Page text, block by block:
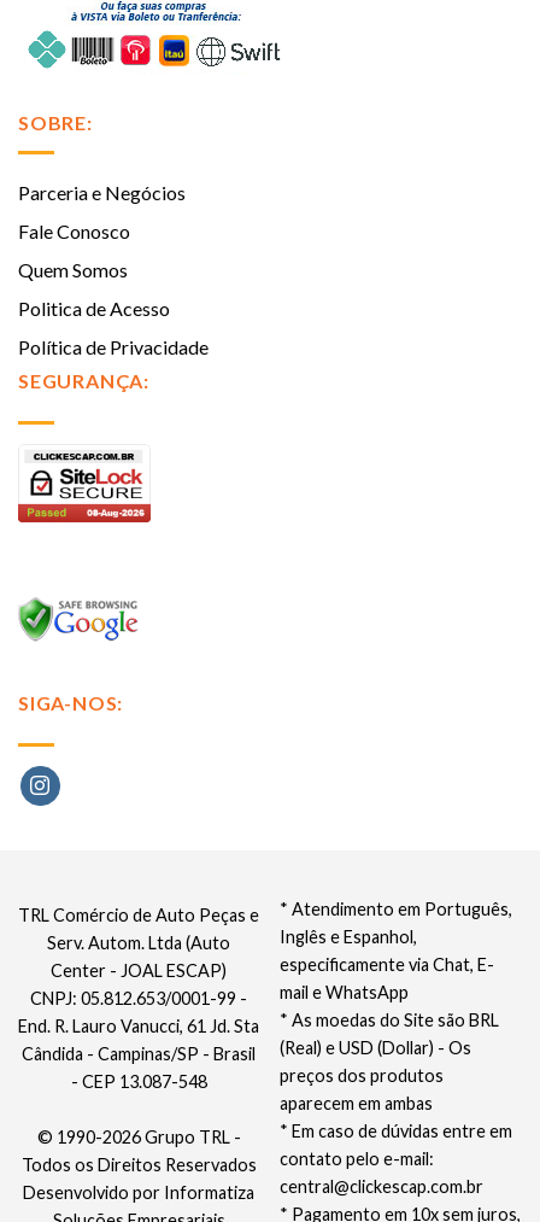
SOBRE:
Parceria e Negócios
Fale Conosco
Quem Somos
Politica de Acesso
Política de Privacidade
SEGURANÇA:
SIGA-NOS:
* Atendimento em Português,
Inglês e Espanhol,
especificamente via Chat, E-
mail e WhatsApp
* As moedas do Site são BRL
(Real) e USD (Dollar) - Os
preços dos produtos
aparecem em ambas
* Em caso de dúvidas entre em
contato pelo e-mail:
central@clickescap.com.br
* Pagamento em 10x sem juros,
TRL Comércio de Auto Peças e
Serv. Autom. Ltda (Auto
Center - JOAL ESCAP)
CNPJ: 05.812.653/0001-99 -
End. R. Lauro Vanucci, 61 Jd. Sta
Cândida - Campinas/SP - Brasil
- CEP 13.087-548
© 1990-2026 Grupo TRL -
Todos os Direitos Reservados
Desenvolvido por Informatiza